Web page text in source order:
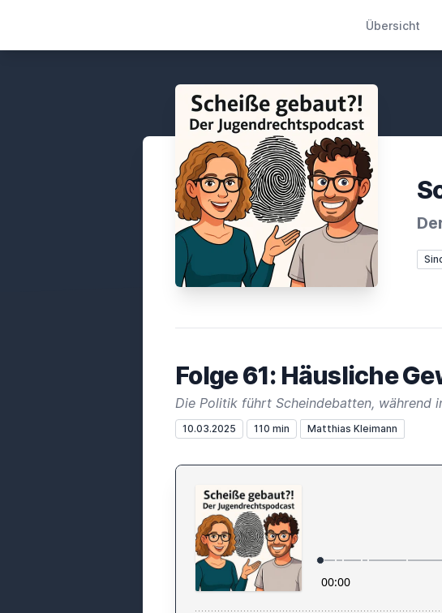
Übersicht
Folge 61: Häusliche
10.03.2025 110 min Matthias Kleimann